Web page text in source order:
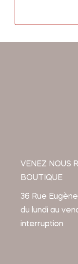
VENEZ NOUS
BOUTIQUE
36 Rue
du lundi au
interruption